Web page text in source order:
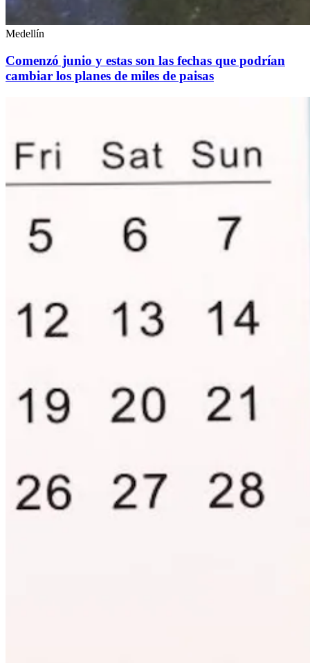
Medellín
Comenzó junio y estas son las fechas que podrían
cambiar los planes de miles de paisas